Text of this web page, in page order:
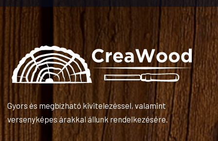
Gyors és megbízható kivitelezéssel, valamint
versenyképes árakkal állunk rendelkezésére.